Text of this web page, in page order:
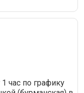
1 час по графику